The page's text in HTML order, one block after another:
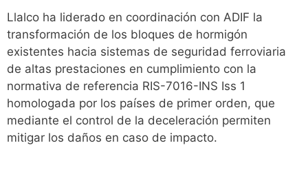
Llalco ha liderado en coordinación con ADIF la
transformación de los bloques de hormigón
existentes hacia sistemas de seguridad ferroviaria
de altas prestaciones en cumplimiento con la
normativa de referencia RIS-7016-INS Iss 1
homologada por los países de primer orden, que
mediante el control de la deceleración permiten
mitigar los daños en caso de impacto.